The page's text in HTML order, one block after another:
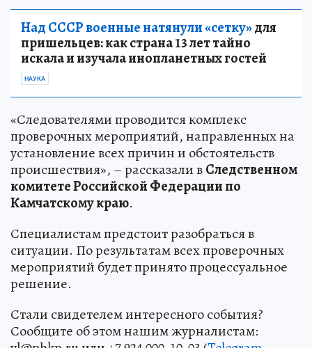
Над СССР военные натянули «сетку»для
пришельцев: как страна 13 лет тайно
искала и изучала инопланетных гостей
НАУКА
«Следователями проводится комплекс
проверочных мероприятий, направленных на
установление всех причин и обстоятельств
происшествия», – рассказали вСледственном
комитете Российской Федерации по
Камчатскому краю.
Специалистам предстоит разобраться в
ситуации. По результатам всех проверочных
мероприятий будет принято процессуальное
решение.
Стали свидетелем интересного события?
Сообщите об этом нашим журналистам: